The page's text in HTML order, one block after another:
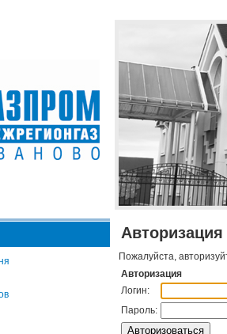
Авторизация
Пожалуйста,
Авторизация
Логин:
Пароль: